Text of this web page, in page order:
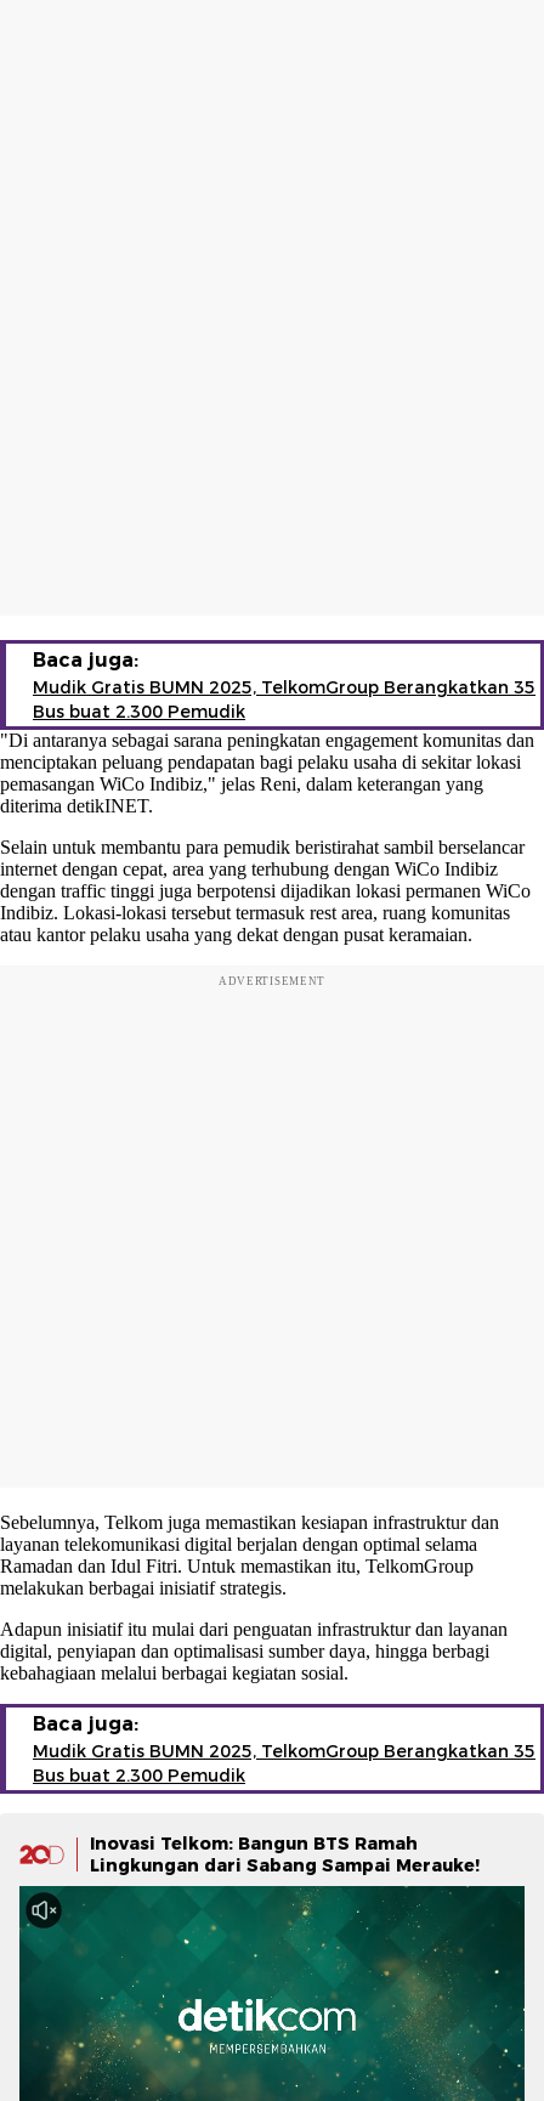
Baca juga:
Mudik Gratis BUMN 2025, TelkomGroup Berangkatkan 35
Bus buat 2.300 Pemudik
"Di antaranya sebagai sarana peningkatan engagement komunitas dan
menciptakan peluang pendapatan bagi pelaku usaha di sekitar lokasi
pemasangan WiCo Indibiz," jelas Reni, dalam keterangan yang
diterima detikINET.
Selain untuk membantu para pemudik beristirahat sambil berselancar
internet dengan cepat, area yang terhubung dengan WiCo Indibiz
dengan traffic tinggi juga berpotensi dijadikan lokasi permanen WiCo
Indibiz. Lokasi-lokasi tersebut termasuk rest area, ruang komunitas
atau kantor pelaku usaha yang dekat dengan pusat keramaian.
ADVERTISEMENT
Sebelumnya, Telkom juga memastikan kesiapan infrastruktur dan
layanan telekomunikasi digital berjalan dengan optimal selama
Ramadan dan Idul Fitri. Untuk memastikan itu, TelkomGroup
melakukan berbagai inisiatif strategis.
Adapun inisiatif itu mulai dari penguatan infrastruktur dan layanan
digital, penyiapan dan optimalisasi sumber daya, hingga berbagi
kebahagiaan melalui berbagai kegiatan sosial.
Baca juga:
Mudik Gratis BUMN 2025, TelkomGroup Berangkatkan 35
Bus buat 2.300 Pemudik
Inovasi Telkom: Bangun BTS Ramah
Lingkungan dari Sabang Sampai Merauke!